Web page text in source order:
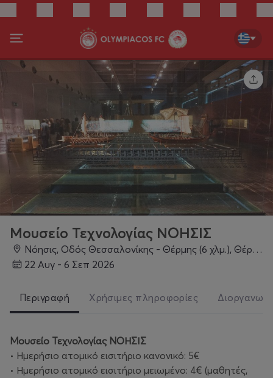
Μουσείο Τεχνολογίας ΝΟΗΣΙΣ
Νόησις, Οδός Θεσσαλονίκης - Θέρμης (6 χλμ.), Θέρμη, 57001, Θεσσαλονίκη
22 Αυγ - 6 Σεπ 2026
Περιγραφή Χρήσιμες πληροφορίες
Μουσείο Τεχνολογίας ΝΟΗΣΙΣ
• Ημερήσιο ατομικό εισιτήριο κανονικό: 5€
• Ημερήσιο ατομικό εισιτήριο μειωμένο: 4€ (μαθητές,